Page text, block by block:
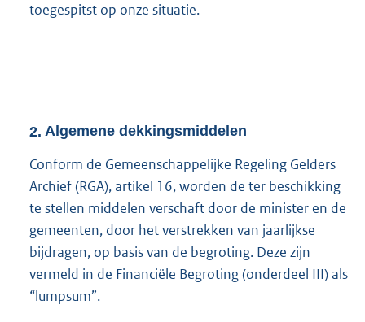
toegespitst op onze situatie.
2. Algemene dekkingsmiddelen
Conform de Gemeenschappelijke Regeling Gelders
Archief (RGA), artikel 16, worden de ter beschikking
te stellen middelen verschaft door de minister en de
gemeenten, door het verstrekken van jaarlijkse
bijdragen, op basis van de begroting. Deze zijn
vermeld in de Financiële Begroting (onderdeel III) als
“lumpsum”.